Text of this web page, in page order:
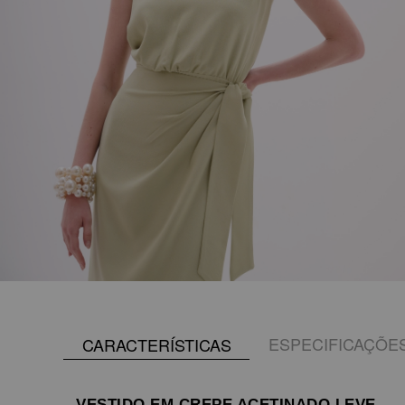
CARACTERÍSTICAS